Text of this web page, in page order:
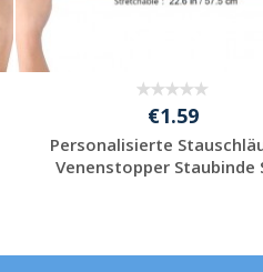
€1.59
Personalisierte
Venenstopper Staubinde